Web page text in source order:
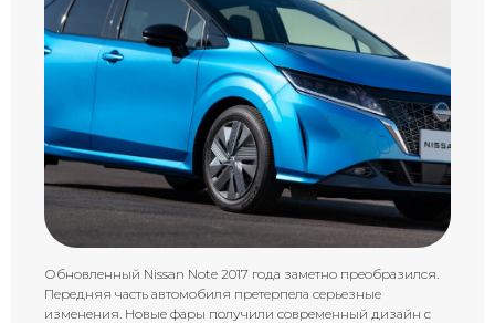
Обновленный Nissan Note 2017 года заметно преобразился.
Передняя часть автомобиля претерпела серьезные
изменения. Новые фары получили современный дизайн с